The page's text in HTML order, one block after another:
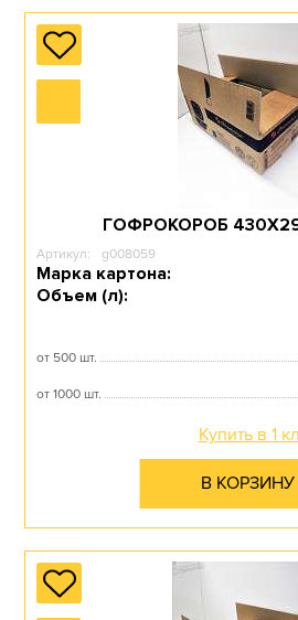
ГОФРОКОРОБ
Артикул: g008059
Марка картона:
Объем (л):
от 500 шт.
от 1000 шт.
Купить в 1
В КОРЗИНУ